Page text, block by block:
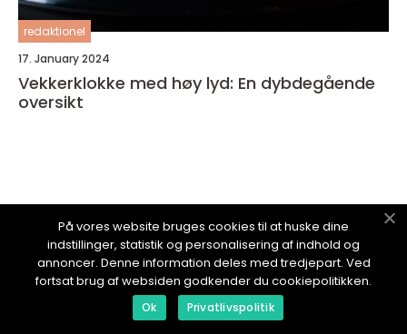
redaktionel
17. January 2024
Vekkerklokke med høy lyd: En dybdegående
oversikt
På vores website bruges cookies til at huske dine
indstillinger, statistik og personalisering af indhold og
annoncer. Denne information deles med tredjepart. Ved
fortsat brug af websiden godkender du cookiepolitikken.
Ok Privatlivspolitik